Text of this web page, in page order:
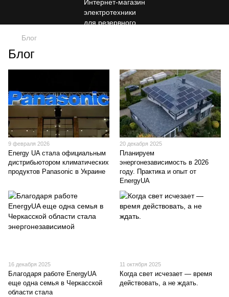
Блог
Блог
9 февраля 2026
Energy UA стала официальным
дистрибьютором климатических
продуктов Panasonic в Украине
20 декабря 2025
Планируем
энергонезависимость в 2026
году. Практика и опыт от
EnergyUA
16 декабря 2025
Благодаря работе EnergyUA
еще одна семья в Черкасской
области стала
11 октября 2025
Когда свет исчезает — время
действовать, а не ждать.